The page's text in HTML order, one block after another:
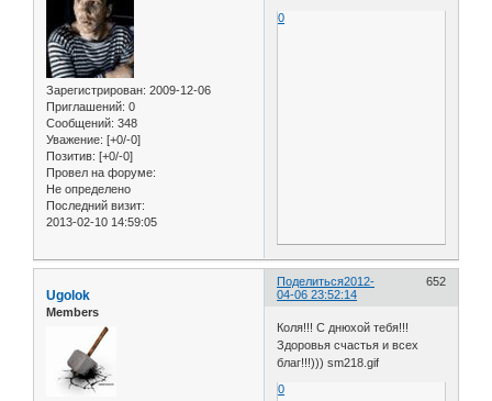
Зарегистрирован: 2009-12-06
Приглашений: 0
Сообщений: 348
Уважение: [+0/-0]
Позитив: [+0/-0]
Провел на форуме:
Не определено
Последний визит:
2013-02-10 14:59:05
0
Поделиться 652
2012-
04-06 23:52:14
Ugolok
Members
Коля!!! С днюхой тебя!!!
Здоровья счастья и всех
благ!!!))) sm218.gif
0